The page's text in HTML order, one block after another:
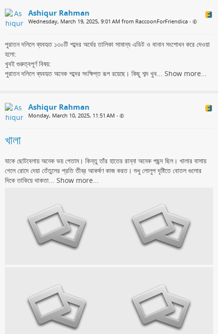
Ashiqur Rahman
Wednesday, March 19, 2025, 9:01 AM from RaccoonForFriendica •
পুরাতন দলিলে ব্যবহৃত ১৩০টি শব্দের অর্থের তালিকা সামান্য এডিট ও বানান সংশোধন করে দেওয়া
হলো:
খুবই গুরুত্বপূর্ণ বিষয়:
পুরাতন দলিলে ব্যবহৃত অনেক শব্দের সংক্ষিপ্ত রূপ রয়েছে। কিছু শব্দ খুব... Show more...
Ashiqur Rahman
Monday, March 10, 2025, 11:51 AM •
খালা
যাকে ছোটবেলায় অনেক ভয় পেতাম। কিন্তু তাঁর হাতের রান্না অনেক পছন্দ ছিল। খালার বাসায়
গেলে রোদে দেয়া তেঁতুলের প্রতি তীব্র আকর্ষণ কাজ করত। শুধু লোলুপ দৃষ্টিতে বোতল গুলোর
দিকে তাকিয়ে থাকতা... Show more...